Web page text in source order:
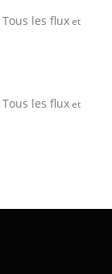
Tous les fluxet
Tous les fluxet